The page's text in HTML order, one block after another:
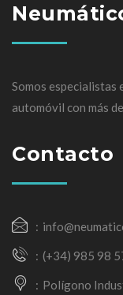
Somos especialistas
automóvil con más
Contacto
(+34) 985 98
Polígono